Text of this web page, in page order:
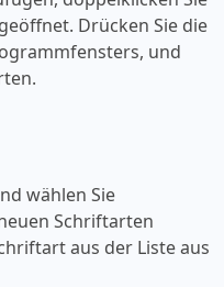
Drücken Sie die
und
wählen Sie
Schriftarten
aus der Liste aus